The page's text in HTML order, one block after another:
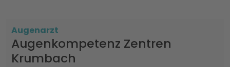
Augenarzt
Augenkompetenz Zentren
Krumbach